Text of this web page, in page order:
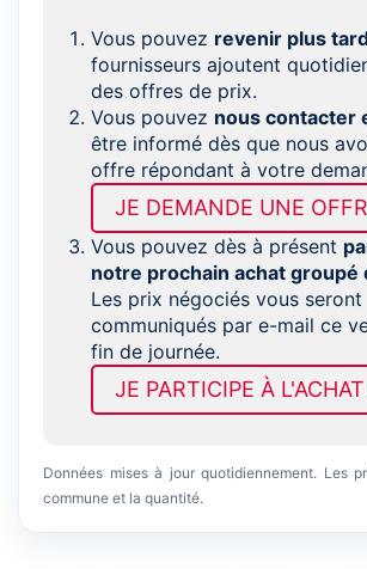
Vous pouvez revenir plus
fournisseurs ajoutent
des offres de prix.
Vous pouvez nous contacter
être informé dès que nous
offre répondant à votre
JE DEMANDE UNE
Vous pouvez dès à présent
notre prochain achat groupé
Les prix négociés vous seront
communiqués par e-mail ce
fin de journée.
JE PARTICIPE À
Données mises à jour quotidiennement. Les
commune et la quantité.